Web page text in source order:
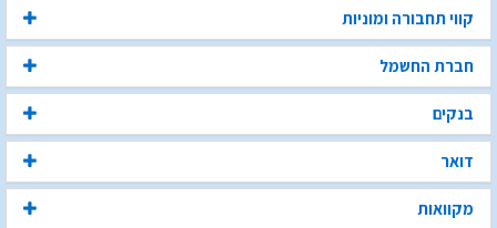
קווי תחבורה ומוניות
חברת החשמל
בנקים
דואר
מקוואות